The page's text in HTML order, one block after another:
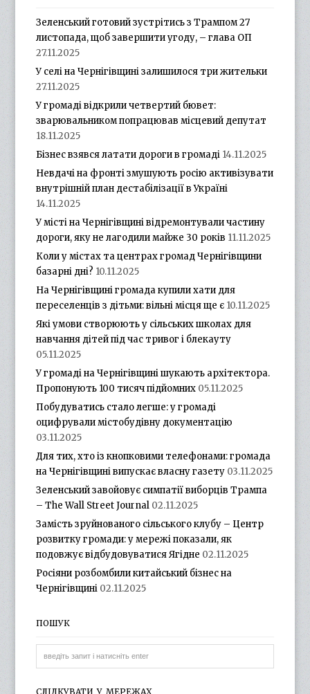
Зеленський готовий зустрітись з Трампом 27
листопада, щоб завершити угоду, – глава ОП
27.11.2025
У селі на Чернігівщині залишилося три жительки
27.11.2025
У громаді відкрили четвертий бювет:
зварювальником попрацював місцевий депутат
18.11.2025
Бізнес взявся латати дороги в громаді 14.11.2025
Невдачі на фронті змушують росію активізувати
внутрішній план дестабілізації в Україні
14.11.2025
У місті на Чернігівщині відремонтували частину
дороги, яку не лагодили майже 30 років 11.11.2025
Коли у містах та центрах громад Чернігівщини
базарні дні? 10.11.2025
На Чернігівщині громада купили хати для
переселенців з дітьми: вільні місця ще є 10.11.2025
Які умови створюють у сільських школах для
навчання дітей під час тривог і блекауту
05.11.2025
У громаді на Чернігівщині шукають архітектора.
Пропонують 100 тисяч підйомних 05.11.2025
Побудуватись стало легше: у громаді
оцифрували містобудівну документацію
03.11.2025
Для тих, хто із кнопковими телефонами: громада
на Чернігівщині випускає власну газету 03.11.2025
Зеленський завойовує симпатії виборців Трампа
– The Wall Street Journal 02.11.2025
Замість зруйнованого сільського клубу – Центр
розвитку громади: у мережі показали, як
подовжує відбудовуватися Ягідне 02.11.2025
Росіяни розбомбили китайський бізнес на
Чернігівщині 02.11.2025
ПОШУК
СЛІДКУВАТИ У МЕРЕЖАХ